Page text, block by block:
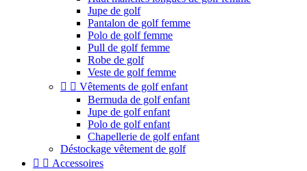
Jupe de golf
Pantalon de golf femme
Polo de golf femme
Pull de golf femme
Robe de golf
Veste de golf femme
  Vêtements de golf enfant
Bermuda de golf enfant
Jupe de golf enfant
Polo de golf enfant
Chapellerie de golf enfant
Déstockage vêtement de golf
  Accessoires